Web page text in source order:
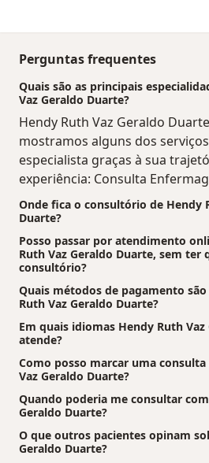
Perguntas frequentes
Quais são as principais
Vaz Geraldo Duarte?
Hendy Ruth Vaz Geraldo
mostramos alguns dos
especialista graças à sua
experiência: Consulta
Onde fica o consultório de Hendy
Duarte?
Posso passar por atendimento
Ruth Vaz Geraldo Duarte, sem ter
consultório?
Quais métodos de pagamento
Ruth Vaz Geraldo Duarte?
Em quais idiomas Hendy Ruth
atende?
Como posso marcar uma
Vaz Geraldo Duarte?
Quando poderia me consultar
Geraldo Duarte?
O que outros pacientes opinam
Geraldo Duarte?